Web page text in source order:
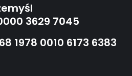
3629 7045
1978 0010 6173 6383